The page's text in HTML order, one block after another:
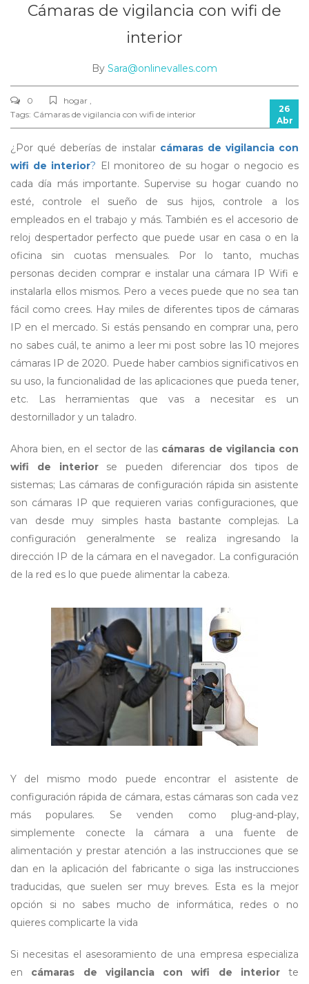
Cámaras de vigilancia con wifi de
interior
By Sara@onlinevalles.com
0
hogar ,
Tags: Cámaras de vigilancia con wifi de interior
26
Abr
¿Por qué deberías de instalar cámaras de vigilancia con
wifi de interior? El monitoreo de su hogar o negocio es
cada día más importante. Supervise su hogar cuando no
esté, controle el sueño de sus hijos, controle a los
empleados en el trabajo y más. También es el accesorio de
reloj despertador perfecto que puede usar en casa o en la
oficina sin cuotas mensuales. Por lo tanto, muchas
personas deciden comprar e instalar una cámara IP Wifi e
instalarla ellos mismos. Pero a veces puede que no sea tan
fácil como crees. Hay miles de diferentes tipos de cámaras
IP en el mercado. Si estás pensando en comprar una, pero
no sabes cuál, te animo a leer mi post sobre las 10 mejores
cámaras IP de 2020. Puede haber cambios significativos en
su uso, la funcionalidad de las aplicaciones que pueda tener,
etc. Las herramientas que vas a necesitar es un
destornillador y un taladro.
Ahora bien, en el sector de las cámaras de vigilancia con
wifi de interiorse pueden diferenciar dos tipos de
sistemas; Las cámaras de configuración rápida sin asistente
son cámaras IP que requieren varias configuraciones, que
van desde muy simples hasta bastante complejas. La
configuración generalmente se realiza ingresando la
dirección IP de la cámara en el navegador. La configuración
de la red es lo que puede alimentar la cabeza.
Y del mismo modo puede encontrar el asistente de
configuración rápida de cámara, estas cámaras son cada vez
más populares. Se venden como plug-and-play,
simplemente conecte la cámara a una fuente de
alimentación y prestar atención a las instrucciones que se
dan en la aplicación del fabricante o siga las instrucciones
traducidas, que suelen ser muy breves. Esta es la mejor
opción si no sabes mucho de informática, redes o no
quieres complicarte la vida
Si necesitas el asesoramiento de una empresa especializa
en cámaras de vigilancia con wifi de interiorte